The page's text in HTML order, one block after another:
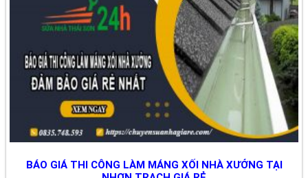
BÁO GIÁ THI CÔNG LÀM MÁNG XỐI NHÀ XƯỞNG TẠI